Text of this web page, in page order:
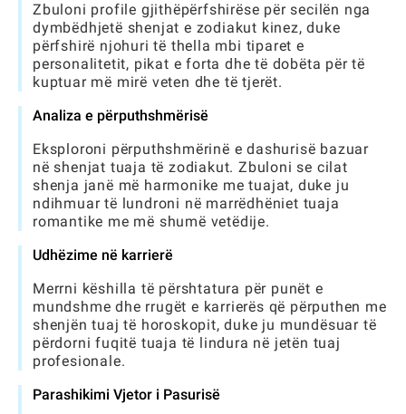
Zbuloni profile gjithëpërfshirëse për secilën nga
dymbëdhjetë shenjat e zodiakut kinez, duke
përfshirë njohuri të thella mbi tiparet e
personalitetit, pikat e forta dhe të dobëta për të
kuptuar më mirë veten dhe të tjerët.
Analiza e përputhshmërisë
Eksploroni përputhshmërinë e dashurisë bazuar
në shenjat tuaja të zodiakut. Zbuloni se cilat
shenja janë më harmonike me tuajat, duke ju
ndihmuar të lundroni në marrëdhëniet tuaja
romantike me më shumë vetëdije.
Udhëzime në karrierë
Merrni këshilla të përshtatura për punët e
mundshme dhe rrugët e karrierës që përputhen me
shenjën tuaj të horoskopit, duke ju mundësuar të
përdorni fuqitë tuaja të lindura në jetën tuaj
profesionale.
Parashikimi Vjetor i Pasurisë